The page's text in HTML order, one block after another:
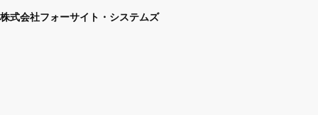
株式会社フォーサイト・システムズ